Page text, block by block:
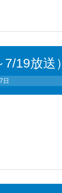
19放送）
日